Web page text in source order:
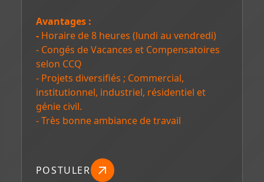
Avantages :
- Horaire de 8 heures (lundi au vendredi)
- Congés de Vacances et Compensatoires
selon CCQ
- Projets diversifiés ; Commercial,
institutionnel, industriel, résidentiel et
génie civil.
- Très bonne ambiance de travail
POSTULER